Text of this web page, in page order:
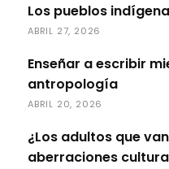
Los pueblos
ABRIL 27, 2026
Enseñar a escribir
antropología
ABRIL 20, 2026
¿Los adultos que
aberraciones